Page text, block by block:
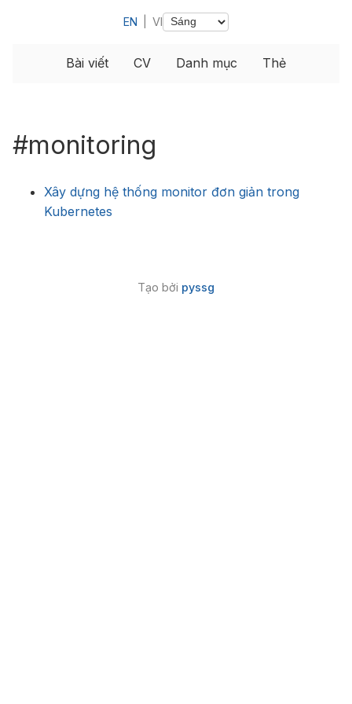
EN VI
Bài viết CV Danh mục Thẻ
#monitoring
Xây dựng hệ thống monitor đơn giản trong
Kubernetes
Tạo bởi pyssg